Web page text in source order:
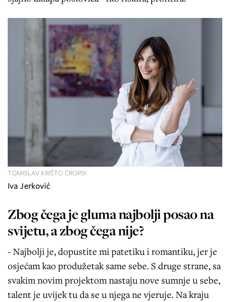
Iva Jerković
TOMISLAV KRIŠTO CROPIX
Zbog čega je gluma najbolji posao na
svijetu, a zbog čega nije?
- Najbolji je, dopustite mi patetiku i romantiku, jer je
osjećam kao produžetak same sebe. S druge strane, sa
svakim novim projektom nastaju nove sumnje u sebe,
talent je uvijek tu da se u njega ne vjeruje. Na kraju